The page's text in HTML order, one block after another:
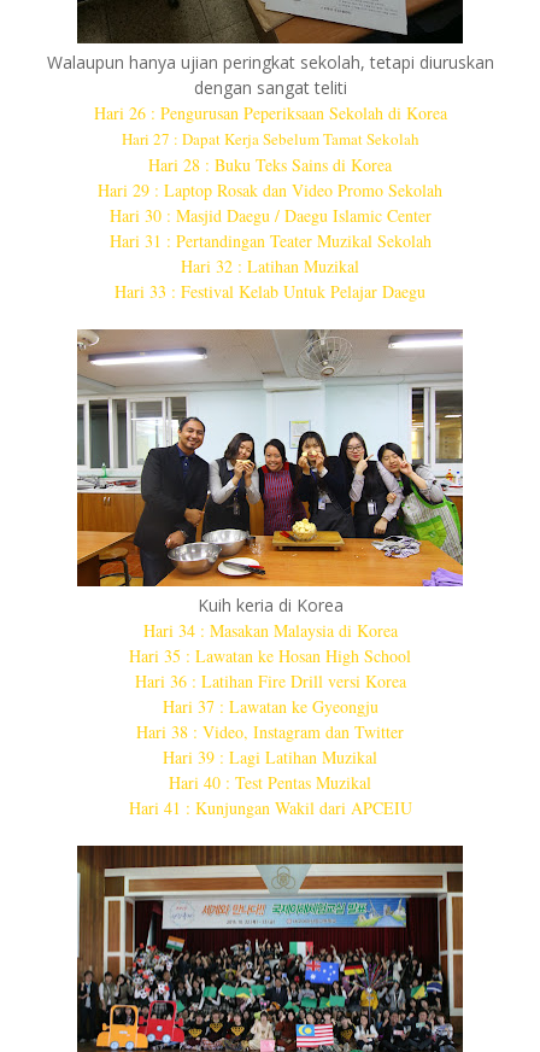
Walaupun hanya ujian peringkat sekolah, tetapi diuruskan
dengan sangat teliti
Hari 26 : Pengurusan Peperiksaan Sekolah di Korea
Hari 27 : Dapat Kerja Sebelum Tamat Sekolah
Hari 28 : Buku Teks Sains di Korea
Hari 29 : Laptop Rosak dan Video Promo Sekolah
Hari 30 : Masjid Daegu / Daegu Islamic Center
Hari 31 : Pertandingan Teater Muzikal Sekolah
Hari 32 : Latihan Muzikal
Hari 33 : Festival Kelab Untuk Pelajar Daegu
Kuih keria di Korea
Hari 34 : Masakan Malaysia di Korea
Hari 35 : Lawatan ke Hosan High School
Hari 36 : Latihan Fire Drill versi Korea
Hari 37 : Lawatan ke Gyeongju
Hari 38 : Video, Instagram dan Twitter
Hari 39 : Lagi Latihan Muzikal
Hari 40 : Test Pentas Muzikal
Hari 41 : Kunjungan Wakil dari APCEIU